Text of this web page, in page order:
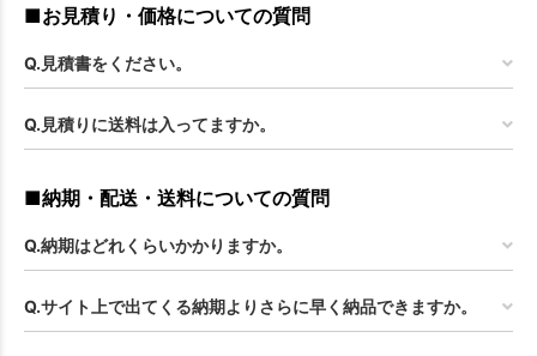
■お見積り・価格についての質問
Q.見積書をください。
Q.見積りに送料は入ってますか。
■納期・配送・送料についての質問
Q.納期はどれくらいかかりますか。
Q.サイト上で出てくる納期よりさらに早く納品できますか。